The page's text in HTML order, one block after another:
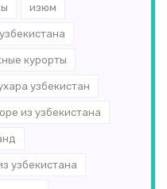
изюм
курорты
узбекистан
из узбекистана
узбекистана